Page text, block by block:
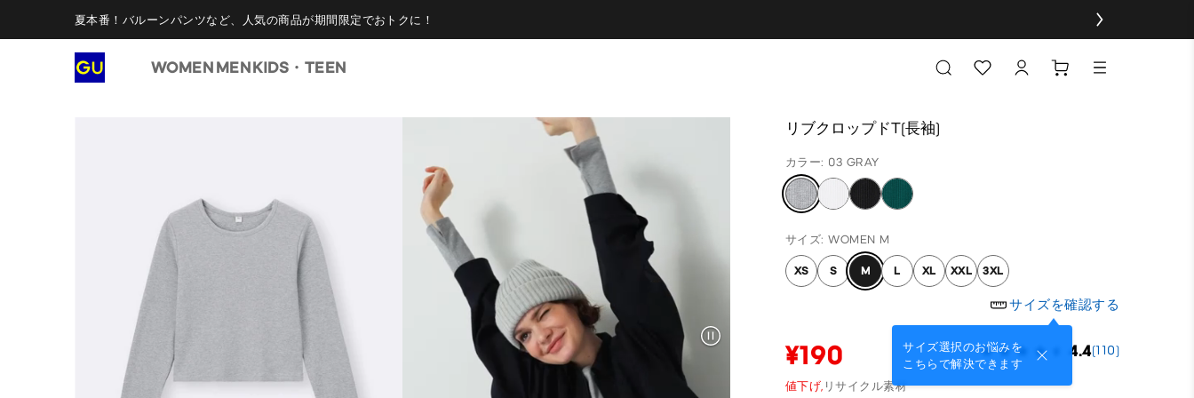
夏本番！バルーンパンツなど、人気の商品が期間限定でおトクに！
WOMEN MENKIDS・TEEN
リブクロップドT(長袖)
カラー: 03 GRAY
サイズ: WOMEN M
XS S M L XL XXL 3XL
サイズを確認する
サイズ選択のお悩みを
こちらで解決できます
¥190 4.4(110)
値下げ, リサイクル素材